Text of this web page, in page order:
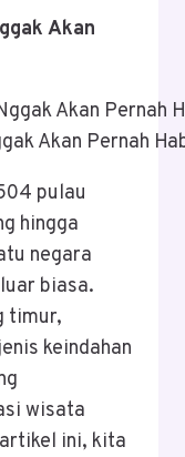
Akan
Akan Pernah
pulau
hingga
negara
biasa.
timur,
keindahan
wisata
ini, kita